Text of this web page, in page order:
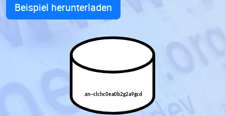
Beispiel herunterladen
.xn--clchc0ea0b2g2a9gcd